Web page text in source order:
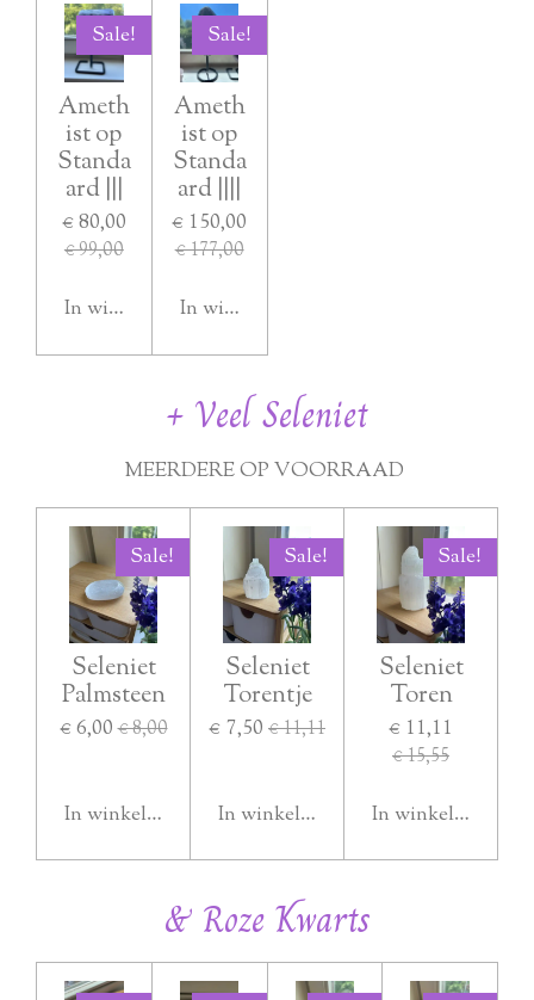
Sale!
Ameth
ist op
Standa
ard |||
€ 80,00
€ 99,00
In winkelwagen
Sale!
Ameth
ist op
Standa
ard ||||
€ 150,00
€ 177,00
In winkelwagen
+ Veel Seleniet
MEERDERE OP VOORRAAD
Sale!
Seleniet
Palmsteen
€ 6,00 € 8,00
In winkelwagen
Sale!
Seleniet
Torentje
€ 7,50 € 11,11
In winkelwagen
Sale!
Seleniet
Toren
€ 11,11
€ 15,55
In winkelwagen
& Roze Kwarts